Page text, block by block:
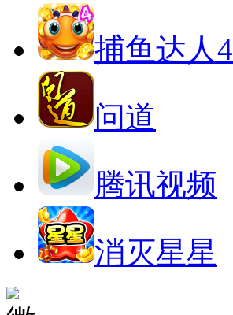
捕鱼达人4
问道
腾讯视频
消灭星星